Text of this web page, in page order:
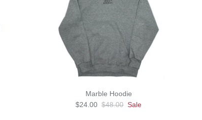
Marble Hoodie
$24.00 $48.00 Sale